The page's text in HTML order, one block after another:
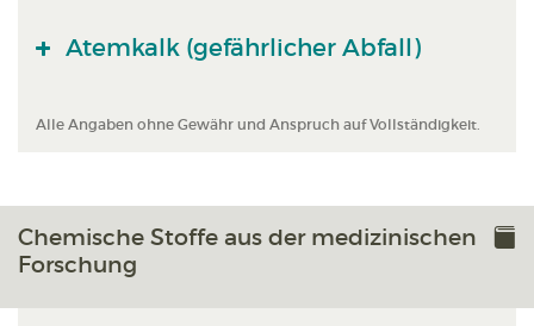
Atemkalk (gefährlicher Abfall)
Alle Angaben ohne Gewähr und Anspruch auf Vollständigkeit.
Chemische Stoffe aus der medizinischen
Forschung